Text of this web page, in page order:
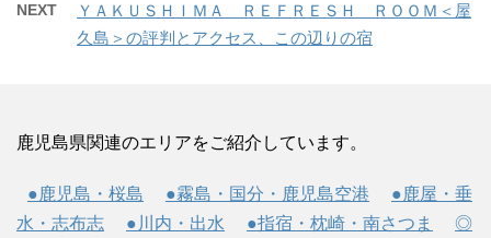
NEXT
ＹＡＫＵＳＨＩＭＡ ＲＥＦＲＥＳＨ ＲＯＯＭ＜屋
久島＞の評判とアクセス、この辺りの宿
鹿児島県関連のエリアをご紹介しています。
●鹿児島・桜島 ●霧島・国分・鹿児島空港
●鹿屋・垂
水・志布志
●川内・出水 ●指宿・枕崎・南さつま
◎